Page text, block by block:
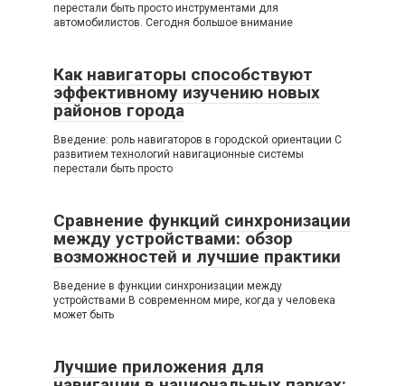
перестали быть просто инструментами для
автомобилистов. Сегодня большое внимание
Как навигаторы способствуют
эффективному изучению новых
районов города
Введение: роль навигаторов в городской ориентации С
развитием технологий навигационные системы
перестали быть просто
Сравнение функций синхронизации
между устройствами: обзор
возможностей и лучшие практики
Введение в функции синхронизации между
устройствами В современном мире, когда у человека
может быть
Лучшие приложения для